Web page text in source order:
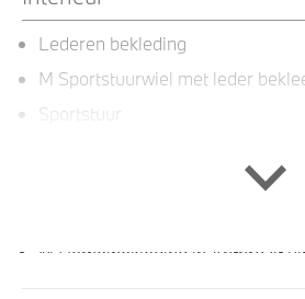
Lederen bekleding
M Sportstuurwiel met leder
Sportstuur
M Hemelbekleding in Anthrazit
In de breedte verstelbare